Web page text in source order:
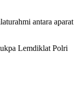
antara aparat
Lemdiklat Polri